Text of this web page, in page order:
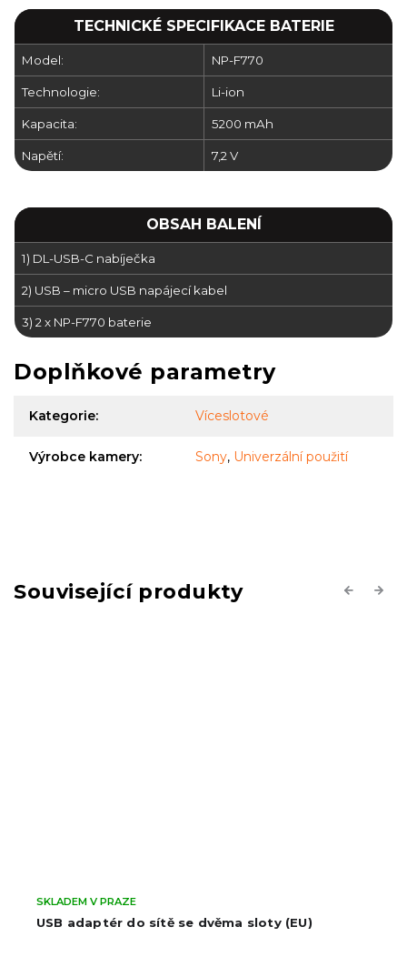
TECHNICKÉ SPECIFIKACE BATERIE
Model: NP-F770
Technologie: Li-ion
Kapacita: 5200 mAh
Napětí: 7,2 V
OBSAH BALENÍ
1) DL-USB-C nabíječka
2) USB – micro USB napájecí kabel
3) 2 x NP-F770 baterie
Doplňkové parametry
Kategorie: Víceslotové
Výrobce kamery: Sony, Univerzální použití
Související produkty Previous
USB adaptér do sítě se dvěma sloty (EU)
SKLADEM V PRAZE
Next